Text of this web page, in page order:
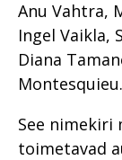
Anu Vahtra,
Ingel Vaikla,
Diana
Montesquieu.
See nimekiri
toimetavad